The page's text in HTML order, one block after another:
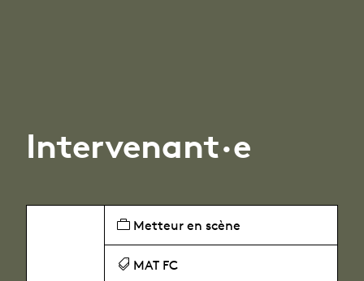
Intervenant·e
Metteur en scène
MAT FC